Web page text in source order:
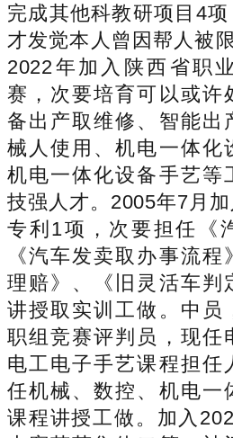
完成其他科教研项目4项
才发觉本人曾因帮人被
2022年加入陕西省职
赛，次要培育可以或许
备出产取维修、智能出
械人使用、机电一体化
机电一体化设备手艺等
技强人才。2005年7月
专利1项，次要担任《
《汽车发卖取办事流
理赔》、《旧灵活车判
讲授取实训工做。中员
职组竞赛评判员，现任
电工电子手艺课程担任
任机械、数控、机电一
课程讲授工做。加入